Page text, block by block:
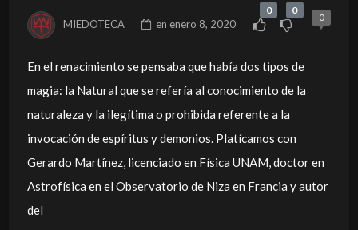
MIEDOTECA en enero 8, 2020
0 0
0
En el renacimiento se pensaba que había dos tipos de
magia: la Natural que se refería al conocimiento de la
naturaleza y la ilegítima o prohibida referente a la
invocación de espíritus y demonios. Platícamos con
Gerardo Martínez, licenciado en Física UNAM, doctor en
Astrofísica en el Observatorio de Niza en Francia y autor
del